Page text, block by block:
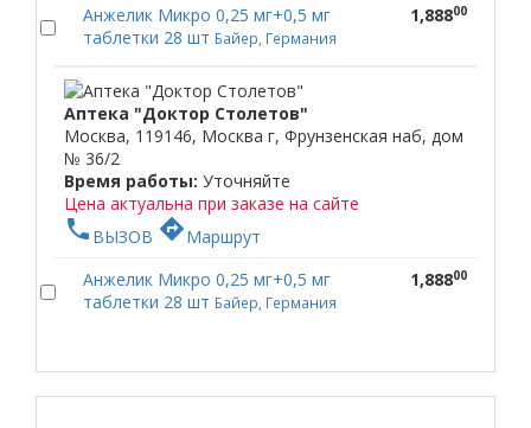
Анжелик Микро 0,25 мг+0,5 мг
таблетки 28 шт Байер, Германия
1,88800
Аптека "Доктор Столетов"
Москва, 119146, Москва г, Фрунзенская наб, дом
№ 36/2
Время работы: Уточняйте
Цена актуальна при заказе на сайте
phone ВЫЗОВ directionsМаршрут
Анжелик Микро 0,25 мг+0,5 мг
таблетки 28 шт Байер, Германия
1,88800